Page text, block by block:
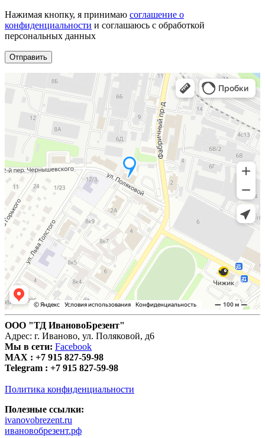
Нажимая кнопку, я принимаю соглашение о
конфиденциальности и соглашаюсь с обработкой
персональных данных
Отправить
ООО "ТД ИвановоБрезент"
Адрес: г. Иваново, ул. Поляковой, д6
Мы в сети: Facebook
MAX : +7 915 827-59-98
Telegram : +7 915 827-59-98
Политика конфиденциальности
Полезные ссылки:
ivanovobrezent.ru
ивановобрезент.рф